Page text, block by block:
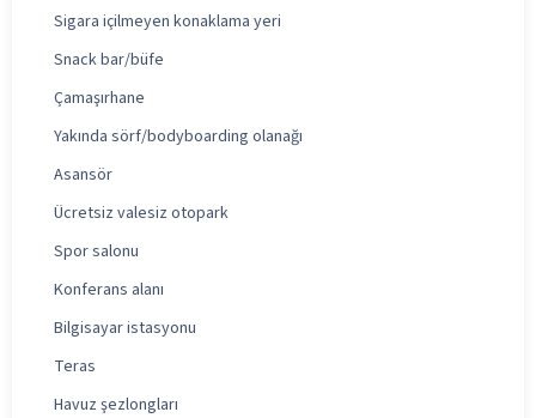
Sigara içilmeyen konaklama yeri
Snack bar/büfe
Çamaşırhane
Yakında sörf/bodyboarding olanağı
Asansör
Ücretsiz valesiz otopark
Spor salonu
Konferans alanı
Bilgisayar istasyonu
Teras
Havuz şezlongları